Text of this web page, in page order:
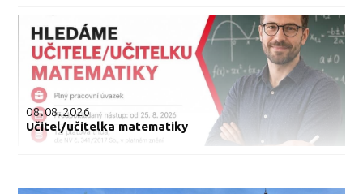
08.08.2026
Učitel/učitelka matematiky